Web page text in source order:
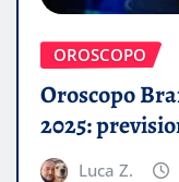
OROSCOPO
Oroscopo
2025:
Luca Z.